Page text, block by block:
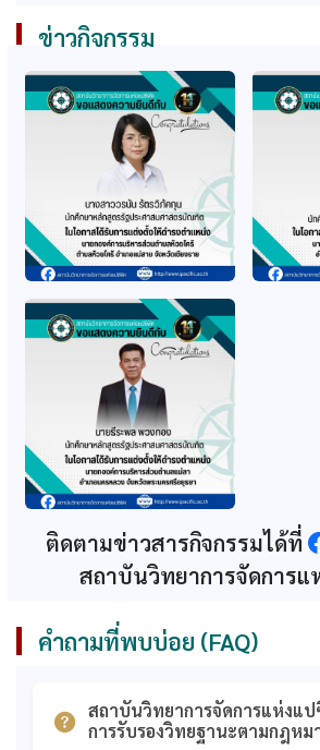
วิศวกรรม
ก.พ. รับรองคุณวุฒิ
หลักสูตรนิติศาสตร
บัณฑิต
ก.พ
หลั
บัณ
ก.พ. รับรองคุณวุฒิ
หลักสูตรศึกษาศาสตร
มหาบัณฑิต สาขาบริหาร
การศึกษา
ก.
เ
ธุ
(ปรั
ก.พ. รับรองหลักสูตร
รัฐประศาสนศาสตร์
บัณฑิต สาขา
รัฐประศาสนศาสตร์
(ปรับปรุง 64-65)
ก.พ
หลั
ก.พ. รับรองปริญญา
หลักสูตรศึกษาศาสตร
มหาบัณฑิต (หลักสูตร
ใหม่ 2560)
ส.ก.อ. รับทราบอนุมัติ
มหาบัณฑิต (2560)
เที่
ก.พ. รับรองคุณวุฒิ
มหาบัณฑิต
เอ
ส.ก.อ. (รวม)
เอ
ข่าวกิจกรรม
ติดตามข่าวสารกิจกรรมได้ที่
สถาบันวิทยาการจัดการ
คำถามที่พบบ่อย (FAQ)
สถาบันวิทยาการจัดการแห่งแ
การรับรองวิทยฐานะตามกฎหม